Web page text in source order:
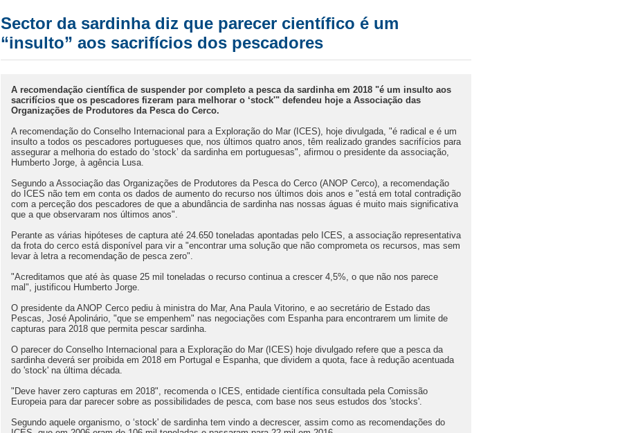
Sector da sardinha diz que parecer científico é um
“insulto” aos sacrifícios dos pescadores
A recomendação científica de suspender por completo a pesca da sardinha em 2018 "é um insulto aos
sacrifícios que os pescadores fizeram para melhorar o ‘stock'" defendeu hoje a Associação das
Organizações de Produtores da Pesca do Cerco.
A recomendação do Conselho Internacional para a Exploração do Mar (ICES), hoje divulgada, "é radical e é um
insulto a todos os pescadores portugueses que, nos últimos quatro anos, têm realizado grandes sacrifícios para
assegurar a melhoria do estado do ‘stock’ da sardinha em portuguesas", afirmou o presidente da associação,
Humberto Jorge, à agência Lusa.
Segundo a Associação das Organizações de Produtores da Pesca do Cerco (ANOP Cerco), a recomendação
do ICES não tem em conta os dados de aumento do recurso nos últimos dois anos e "está em total contradição
com a perceção dos pescadores de que a abundância de sardinha nas nossas águas é muito mais significativa
que a que observaram nos últimos anos".
Perante as várias hipóteses de captura até 24.650 toneladas apontadas pelo ICES, a associação representativa
da frota do cerco está disponível para vir a "encontrar uma solução que não comprometa os recursos, mas sem
levar à letra a recomendação de pesca zero".
"Acreditamos que até às quase 25 mil toneladas o recurso continua a crescer 4,5%, o que não nos parece
mal", justificou Humberto Jorge.
O presidente da ANOP Cerco pediu à ministra do Mar, Ana Paula Vitorino, e ao secretário de Estado das
Pescas, José Apolinário, "que se empenhem" nas negociações com Espanha para encontrarem um limite de
capturas para 2018 que permita pescar sardinha.
O parecer do Conselho Internacional para a Exploração do Mar (ICES) hoje divulgado refere que a pesca da
sardinha deverá ser proibida em 2018 em Portugal e Espanha, que dividem a quota, face à redução acentuada
do 'stock' na última década.
"Deve haver zero capturas em 2018", recomenda o ICES, entidade científica consultada pela Comissão
Europeia para dar parecer sobre as possibilidades de pesca, com base nos seus estudos dos 'stocks'.
Segundo aquele organismo, o ‘stock' de sardinha tem vindo a decrescer, assim como as recomendações do